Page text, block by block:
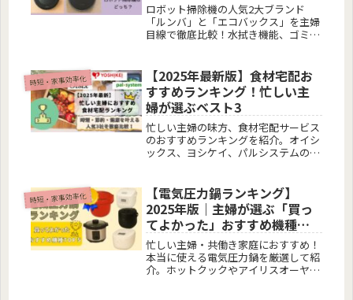
ロボット掃除機の人気2大ブランド
「ルンバ」と「エコバックス」を主婦
目線で徹底比較！水拭き機能、ゴミ収
ます。価格比較＆口コミも掲載中。
時短・家事効率化
【2025年最新版】食材宅配お
すすめランキング！忙しい主
婦が選ぶベスト3
忙しい主婦の味方、食材宅配サービス
のおすすめランキングを紹介。オイシ
ックス、ヨシケイ、パルシステムの特
社の魅力を、実際に利用した主婦目線
でお届けします。
時短・家事効率化
【電気圧力鍋ランキング】
2025年版｜主婦が選ぶ「買っ
てよかった」おすすめ機種
TOP5
忙しい主婦・共働き家庭におすすめ！
本当に使える電気圧力鍋を厳選して紹
介。ホットクックやアイリスオーヤマ